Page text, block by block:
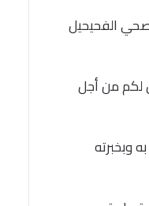
الفحيحيل
لكم من أجل
وبخبرته